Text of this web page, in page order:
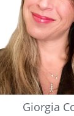
Giorgia